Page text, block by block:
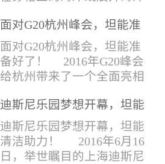
染，花岗石的种类根据石英,
同。清洁公司花岗石晶面处
理技术方案有如下要点：
一、清洁设备、工具石材翻
新机、石材晶面处理机、吸
水吸尘器、吹风机、花岗
石...
洋塑料垃圾对英国海洋生物
所带来的影响。他们发现至
少有30个海滩存在塑料污染
的情况。 该组织发动当地
动中，希望以此提高公众对
理想中，大海...
面对G20杭州峰会，坦能准
备好了！
面对G20杭州峰会，坦能准
备好了！ 2016年G20峰会
给杭州带来了一个全面亮相
球国际组织和世界人民检阅
的一次大考。多国元首齐聚
杭州，在欣赏美丽西湖景色
的同事，第一印象就是杭州
迪斯尼乐园梦想开幕，坦能
清洁助力！
迪斯尼乐园梦想开幕，坦能
清洁助力！ 2016年6月16
日，举世瞩目的上海迪斯尼